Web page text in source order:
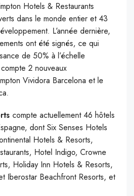
Hotels & Restaurants
dans le monde entier et 43
L’année dernière,
ont été signés, ce qui
de 50% à l’échelle
2 nouveaux
Vividora Barcelona et le
compte actuellement 46 hôtels
dont Six Senses Hotels
Hotels & Resorts,
Hotel Indigo, Crowne
Holiday Inn Hotels & Resorts,
Iberostar Beachfront Resorts, et